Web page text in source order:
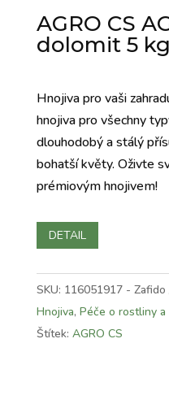
AGRO CS
dolomit 5 kg
Hnojiva pro vaši
hnojiva pro všechny
dlouhodobý a stálý
bohatší květy. Oživte
prémiovým hnojivem!
DETAIL
SKU: 116051917 - Zafido
Hnojiva, Péče o rostliny
Štítek: AGRO CS